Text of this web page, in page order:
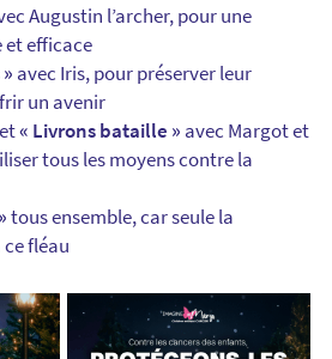
Augustin l’archer, pour une
et efficace
avec Iris, pour préserver leur
un avenir
et« Livrons bataille » avec Margot et
tous les moyens contre la
tous ensemble, car seule la
fléau